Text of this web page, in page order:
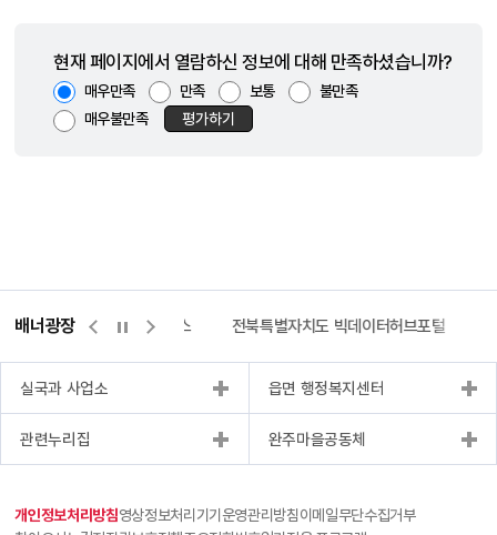
현재 페이지에서 열람하신 정보에 대해 만족하셨습니까?
매우만족 만족 보통
불만족
매우불만족
평가하기
배너광장
량바로처리센터 위택스 전북특별자치도 빅데이터허브포털
실국과 사업소 읍면 행정복지센터
관련누리집 완주마을공동체
개인정보처리방침영상정보처리기기운영관리방침이메일무단수집거부